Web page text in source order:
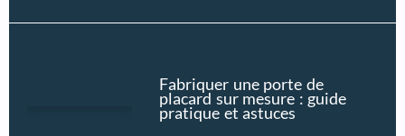
Fabriquer une porte de
placard sur mesure : guide
pratique et astuces